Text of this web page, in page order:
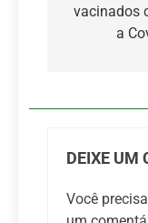
vacinados
a
DEIXE UM
Você